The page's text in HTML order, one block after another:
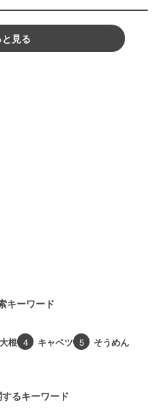
と見る
キーワード
大根 4 キャベツ 5 そうめん
るキーワード